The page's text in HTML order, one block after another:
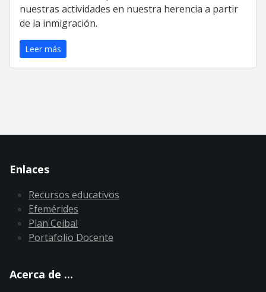
nuestras actividades en nuestra herencia a partir
de la inmigración.
Leer más
Enlaces
Recursos educativos
Efemérides
Plan Ceibal
Portafolio Docente
Acerca de ...